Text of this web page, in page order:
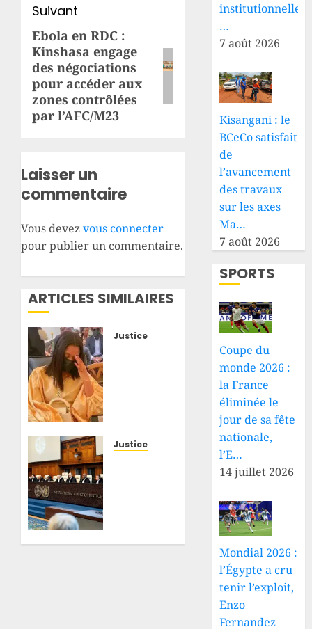
Suivant
Article
suivant:
Ebola en RDC :
Kinshasa engage
des négociations
pour accéder aux
zones contrôlées
par l’AFC/M23
Laisser un
commentaire
Vous devezvous connecter
pour publier un commentaire.
ARTICLES SIMILAIRES
Justice
un
Justice
institutionnelle
…
7 août 2026
Kisangani : le
BCeCo satisfait
de
l’avancement
des travaux
sur les axes
Ma…
7 août 2026
SPORTS
Coupe du
monde 2026 :
la France
éliminée le
jour de sa fête
nationale,
l’E…
14 juillet 2026
Mondial 2026 :
l’Égypte a cru
tenir l’exploit,
Enzo
Fernandez